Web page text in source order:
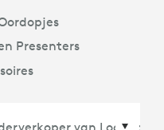
Presenters